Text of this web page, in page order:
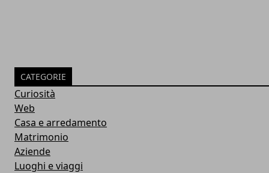
CATEGORIE
Curiosità
Web
Casa e arredamento
Matrimonio
Aziende
Luoghi e viaggi